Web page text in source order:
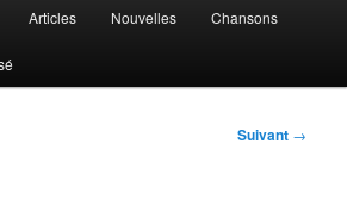
Articles Nouvelles Chansons
Suivant →